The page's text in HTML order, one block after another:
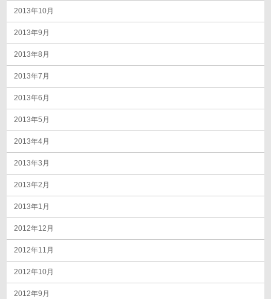
2013年10月
2013年9月
2013年8月
2013年7月
2013年6月
2013年5月
2013年4月
2013年3月
2013年2月
2013年1月
2012年12月
2012年11月
2012年10月
2012年9月